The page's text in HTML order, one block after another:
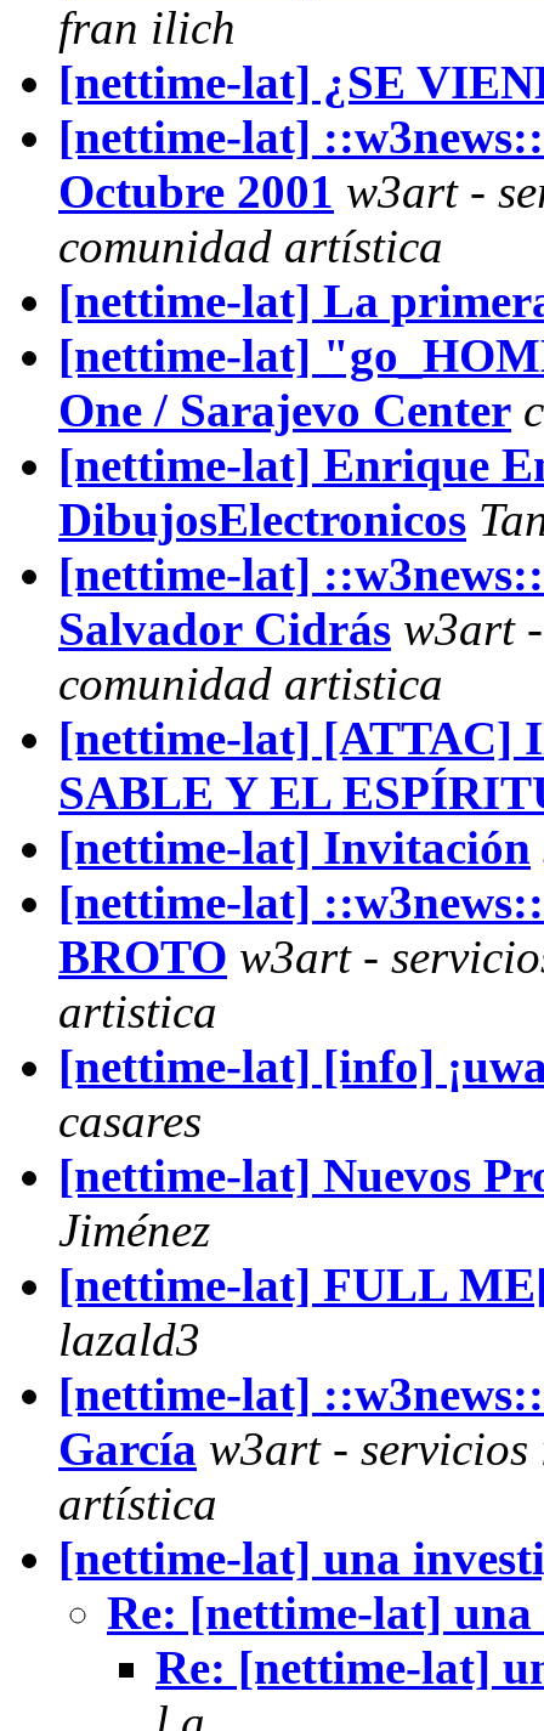
fran ilich
[nettime-lat] ¿SE
[nettime-lat]
Octubre 2001 w3art -
comunidad artística
[nettime-lat] La
[nettime-lat]
One / Sarajevo Center
[nettime-lat] Enrique
DibujosElectronicos
[nettime-lat]
Salvador Cidrás w3art
comunidad artistica
[nettime-lat] [ATTAC]
SABLE Y EL
[nettime-lat] Invitación
[nettime-lat]
BROTO w3art -
artistica
[nettime-lat] [info]
casares
[nettime-lat] Nuevos
Jiménez
[nettime-lat] FULL
lazald3
[nettime-lat]
García w3art -
artística
[nettime-lat] una
Re: [nettime-lat] una
Re: [nettime-lat]